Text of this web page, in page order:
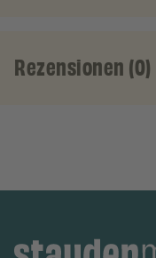
Rezensionen (0)